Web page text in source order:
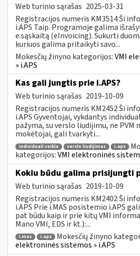
Web turinio sąrašas 2025-03-31
Registracijos numeris KM3514 Ši
i.APS Taip. Programoje galima
e.sąskaitą (eInvoicing). Sukurti
kuriuos galima pritaikyti savo...
Mokesčių žinyno kategorijos:VMI
» i.APS
Kas gali jungtis prie i.APS?
Web turinio sąrašas 2019-10-09
Registracijos numeris KM2452 Ši
i.APS Gyventojai, vykdantys
pažyma, su verslo liudijimu, ne PVM
mokėtojai, gali tvarkyti...
individuali veikla verslo liudijimas i.aps
kategorijos:VMI elektroninės
Kokiu būdu galima prisijungti
Web turinio sąrašas 2019-10-09
Registracijos numeris KM2402 Ši
i.APS Prie i.MAS posistemio i.APS
pat būdu kaip ir prie kitų VMI
Mano VMI, EDS ir kt.):...
i.mas i.aps Mokesčių žinyno
elektroninės sistemos » i.APS